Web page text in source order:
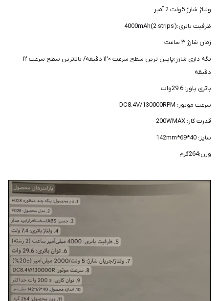
ممنون
از
صبر
و
شکیبایی
🌹
"دریافت
کدرهگیری
پستی(کلیک
ولتاژ شارژ:5ولت 2 آمپر
ظرفیت باتری:4000mAh(2 strips)
زمان شارژ:۳ ساعت
نگه داری شارژ:پایین ترین سطح سرعت ۱۲۰ دقیقه/ بالاترین سطح سرعت ۱۲
دقیقه
باتری پاور: 29.6وات
سرعت موتور: DC8.4V/130000RPM
قدرت کار: 200WMAX
سایز: 40*69*142mm
وزن:264گرم